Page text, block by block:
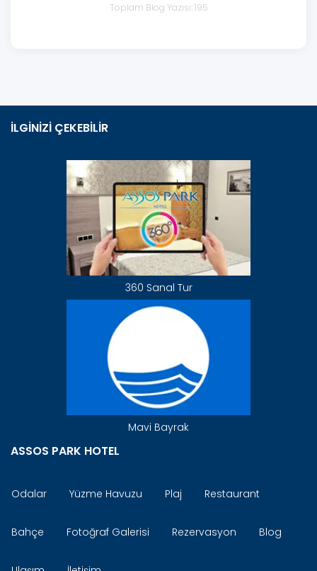
Toplam Blog Yazısı: 195
İLGİNİZİ ÇEKEBİLİR
360 Sanal Tur
Mavi Bayrak
ASSOS PARK HOTEL
Odalar Yüzme Havuzu Plaj Restaurant
Bahçe Fotoğraf Galerisi Rezervasyon Blog